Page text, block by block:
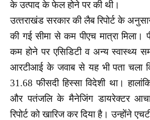
के उत्‍पाद के फेल होने पर की थी।
उत्‍तराखंड सरकार की लैब रिपोर्ट के
की गई सीमा से कम पीएच मात्रा मिला।
कम होने पर एसिडिटी व अन्‍य स्‍वास्‍थ्‍य
आरटीआई के जवाब से यह भी पता चला
31.68 फीसदी हिस्‍सा विदेशी था।
और पतंजलि के मैनेजिंग डायरेक्‍टर
रिपोर्ट को खारिज कर दिया है। उन्‍होंने